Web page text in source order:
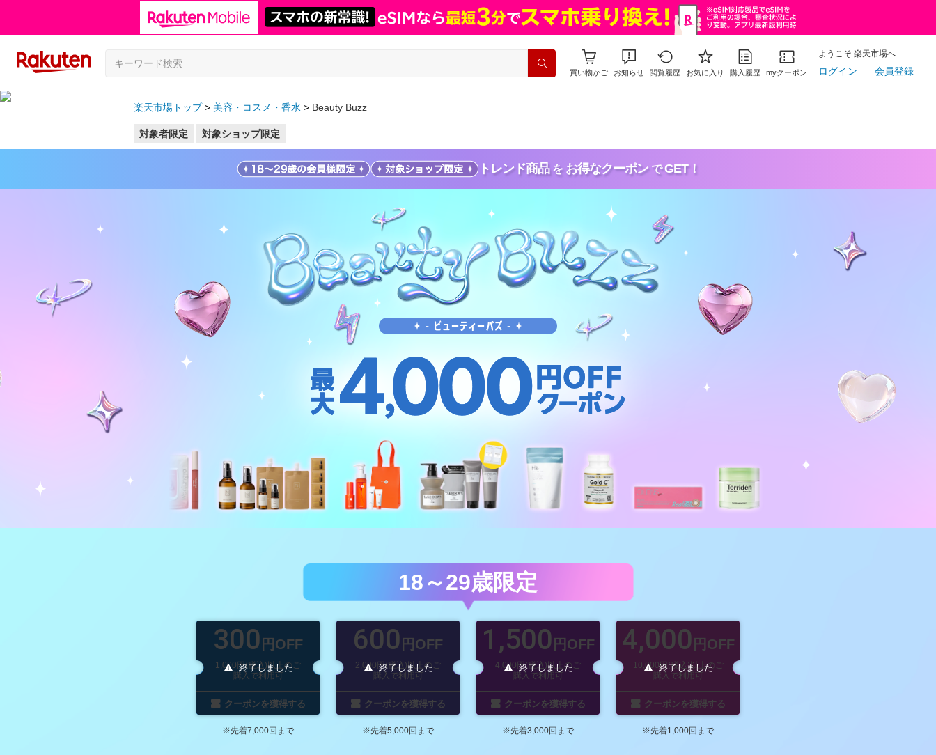
買い物かご お知らせ 閲覧履歴 お気に入り 購入履歴 myクーポン
ようこそ 楽天市場へ
ログイン 会員登録
楽天市場トップ 美容・コスメ・香水 Beauty Buzz
対象者限定 対象ショップ限定
トレンド商品 をお得なクーポン でGET！
18～29歳限定
300 円OFF
1,000円(税込)以上のご
購入で利用可
クーポンを獲得する
終了しました
※先着7,000回まで
600 円OFF
2,000円(税込)以上のご
購入で利用可
クーポンを獲得する
終了しました
※先着5,000回まで
1,500 円OFF
4,000円(税込)以上のご
購入で利用可
クーポンを獲得する
終了しました
※先着3,000回まで
4,000 円OFF
10,000円(税込)以上のご
購入で利用可
クーポンを獲得する
終了しました
※先着1,000回まで